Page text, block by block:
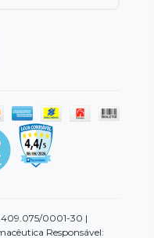
0001-30 |
Responsável: